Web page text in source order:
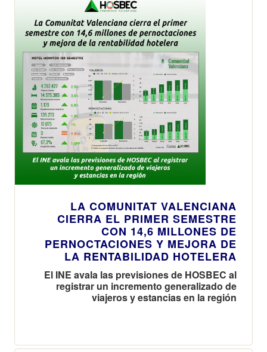
LA COMUNITAT VALENCIANA
CIERRA EL PRIMER SEMESTRE
CON 14,6 MILLONES DE
PERNOCTACIONES Y MEJORA DE
LA RENTABILIDAD HOTELERA
El INE avala las previsiones de HOSBEC al
registrar un incremento generalizado de
viajeros y estancias en la región